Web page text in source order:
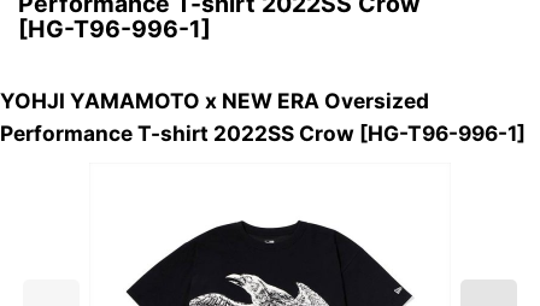
[HG-T96-996-1]
YOHJI YAMAMOTO x NEW ERA Oversized
Performance T-shirt 2022SS Crow [HG-T96-996-1]